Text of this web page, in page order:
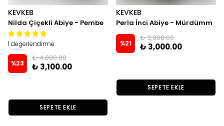
KEVKEB
Nilda Çiçekli Abiye - Pembe
1 değerlendirme
%23
₺ 4,000.00
₺ 3,100.00
SEPETE EKLE
KEVKEB
Perla İnci Abiye - Mürdümm
%21
₺ 3,800.00
₺ 3,000.00
SEPETE EKLE